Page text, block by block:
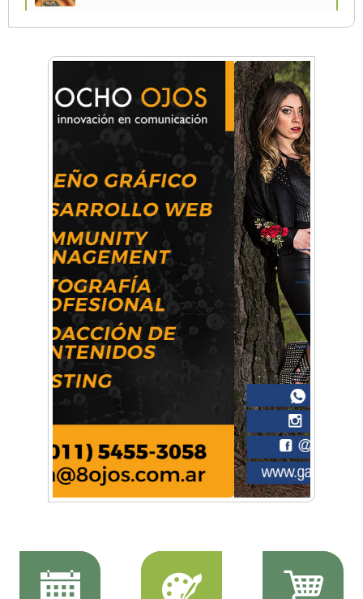
La primera vez que Eva Perón voló en avión lo
hizo desde Morón
Mariana Croce: "Hoy las empresas necesitan
un asesoramiento integral para crecer con
Música, teatro, yoga, danza y mucho más:
Conocé todos los talleres para aprender y
disfrutar en la Zona Oeste